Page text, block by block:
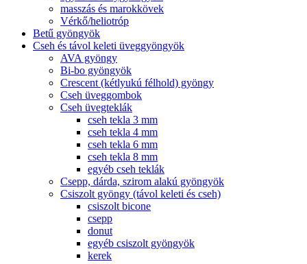
masszás és marokkövek
Vérkő/heliotróp
Betű gyöngyök
Cseh és távol keleti üveggyöngyök
AVA gyöngy
Bi-bo gyöngyök
Crescent (kétlyukú félhold) gyöngy
Cseh üveggombok
Cseh üvegteklák
cseh tekla 3 mm
cseh tekla 4 mm
cseh tekla 6 mm
cseh tekla 8 mm
egyéb cseh teklák
Csepp, dárda, szirom alakú gyöngyök
Csiszolt gyöngy (távol keleti és cseh)
csiszolt bicone
csepp
donut
egyéb csiszolt gyöngyök
kerek